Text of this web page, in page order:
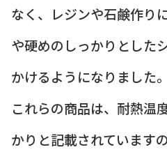
なく、レジンや石鹸作り
や硬めのしっかりとした
かけるようになりました。
これらの商品は、耐熱温
かりと記載されています